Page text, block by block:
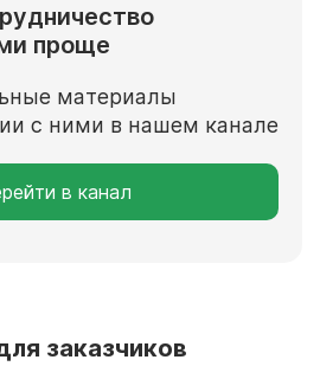
проще
материалы
с ними в нашем канале
в канал
заказчиков